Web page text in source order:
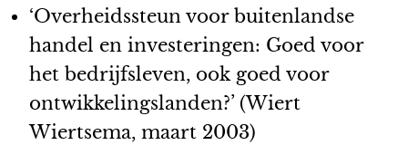
‘Overheidssteun voor buitenlandse
handel en investeringen: Goed voor
het bedrijfsleven, ook goed voor
ontwikkelingslanden?’ (Wiert
Wiertsema, maart 2003)